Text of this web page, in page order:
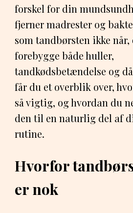
forskel for din
fjerner madrester og
som tandbørsten ikke når,
forebygge både huller,
tandkødsbetændelse og
får du et overblik over,
så vigtig, og hvordan du
den til en naturlig del af
rutine.
Hvorfor
er nok